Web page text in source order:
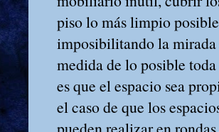
piso lo más limpio
imposibilitando la mirada
medida de lo posible
es que el espacio sea
el caso de que los